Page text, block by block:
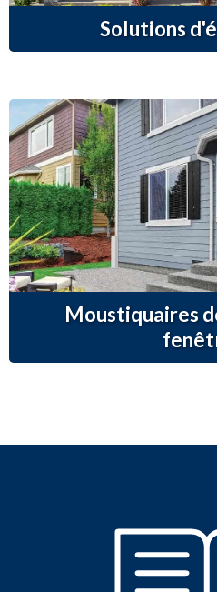
Solutions
Moustiquaires